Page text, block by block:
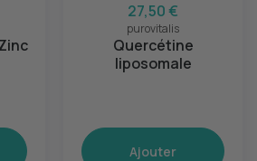
27,50 €
purovitalis
Quercétine
liposomale
Ajouter